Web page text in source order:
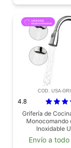
COD. USA-
4.8
Grifería de
Monocomando
Inoxidable
Envío a